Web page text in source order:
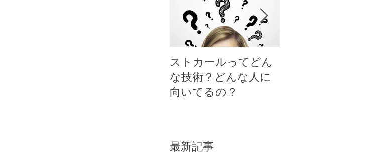
ストカールってどん
な技術？どんな人に
向いてるの？
最新記事